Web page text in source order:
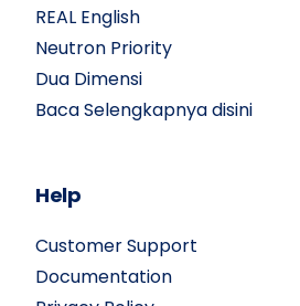
REAL English
Neutron Priority
Dua Dimensi
Baca Selengkapnya disini
Help
Customer Support
Documentation